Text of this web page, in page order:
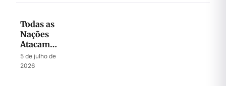
Todas as
Nações
Atacam
Jerusalém
5 de julho de
2026